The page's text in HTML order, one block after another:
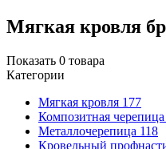
Мягкая кровля
Показать 0 товара
Категории
Мягкая кровля 177
Композитная черепица
Металлочерепица 118
Кровельный